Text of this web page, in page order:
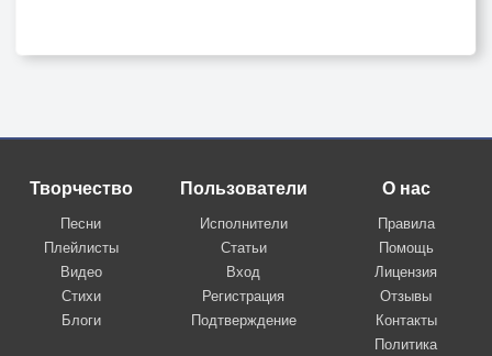
Творчество
Песни
Плейлисты
Видео
Стихи
Блоги
Пользователи
Исполнители
Статьи
Вход
Регистрация
Подтверждение
О нас
Правила
Помощь
Лицензия
Отзывы
Контакты
Политика